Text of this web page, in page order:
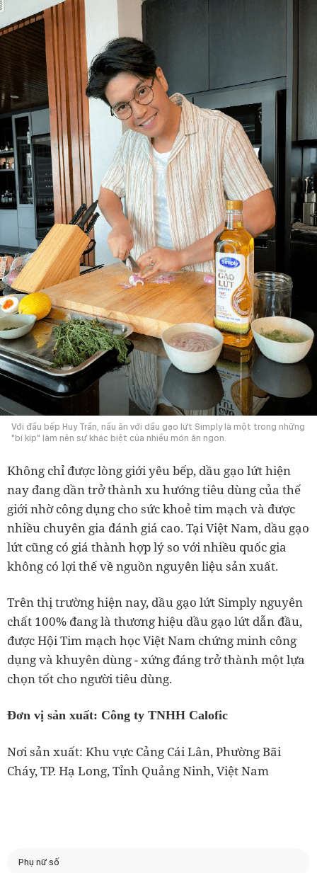
Với đầu bếp Huy Trần, nấu ăn với dầu gạo lứt Simply là một trong những
"bí kíp" làm nên sự khác biệt của nhiều món ăn ngon.
Không chỉ được lòng giới yêu bếp, dầu gạo lứt hiện
nay đang dần trở thành xu hướng tiêu dùng của thế
giới nhờ công dụng cho sức khoẻ tim mạch và được
nhiều chuyên gia đánh giá cao. Tại Việt Nam, dầu gạo
lứt cũng có giá thành hợp lý so với nhiều quốc gia
không có lợi thế về nguồn nguyên liệu sản xuất.
Trên thị trường hiện nay, dầu gạo lứt Simply nguyên
chất 100% đang là thương hiệu dầu gạo lứt dẫn đầu,
được Hội Tim mạch học Việt Nam chứng minh công
dụng và khuyên dùng - xứng đáng trở thành một lựa
chọn tốt cho người tiêu dùng.
Đơn vị sản xuất: Công ty TNHH Calofic
Nơi sản xuất: Khu vực Cảng Cái Lân, Phường Bãi
Cháy, TP. Hạ Long, Tỉnh Quảng Ninh, Việt Nam
Phụ nữ số